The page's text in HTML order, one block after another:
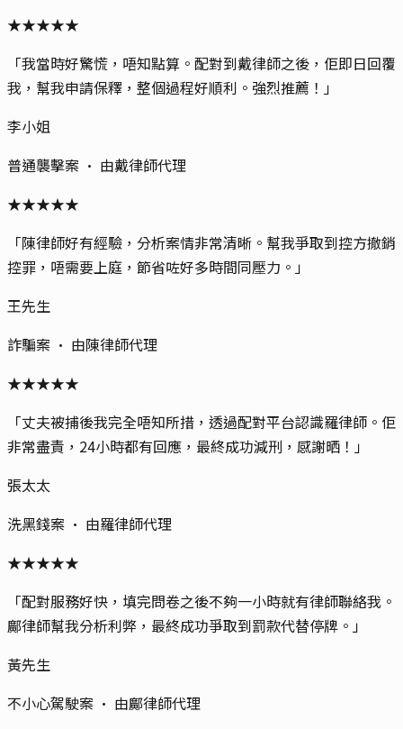
★★★★★
「我當時好驚慌，唔知點算。配對到戴律師之後，佢即日回覆
我，幫我申請保釋，整個過程好順利。強烈推薦！ 」
李小姐
普通襲擊案 · 由戴律師代理
★★★★★
「陳律師好有經驗，分析案情非常清晰。幫我爭取到控方撤銷
控罪，唔需要上庭，節省咗好多時間同壓力。 」
王先生
詐騙案 · 由陳律師代理
★★★★★
「丈夫被捕後我完全唔知所措，透過配對平台認識羅律師。佢
非常盡責，24小時都有回應，最終成功減刑，感謝晒！ 」
張太太
洗黑錢案 · 由羅律師代理
★★★★★
「配對服務好快，填完問卷之後不夠一小時就有律師聯絡我。
鄺律師幫我分析利弊，最終成功爭取到罰款代替停牌。 」
黃先生
不小心駕駛案 · 由鄺律師代理